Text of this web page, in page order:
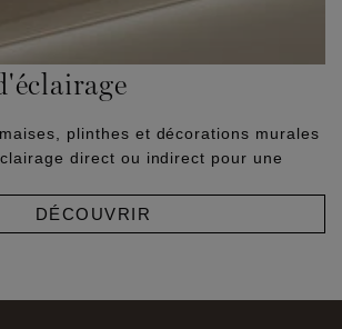
plinthes et décorations murales
direct ou indirect pour une
DÉCOUVRIR